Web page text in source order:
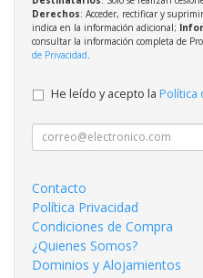
Derechos: Acceder, rectificar y
indica en la información adicional;
consultar la información completa de
de Privacidad
He leído y acepto la Política
Contacto
Política Privacidad
Condiciones de Compra
¿Quienes Somos?
Dominios y Alojamientos